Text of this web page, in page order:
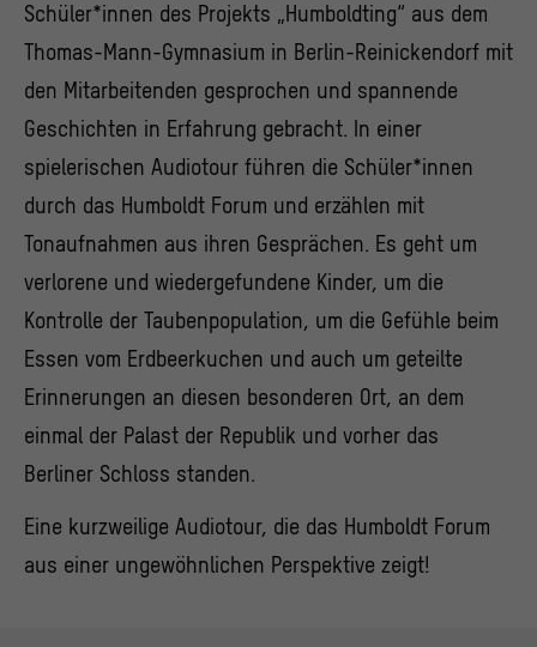
Schüler*innen des Projekts „Humboldting“ aus dem
Thomas-Mann-Gymnasium in Berlin-Reinickendorf mit
den Mitarbeitenden gesprochen und spannende
Geschichten in Erfahrung gebracht. In einer
spielerischen Audiotour führen die Schüler*innen
durch das Humboldt Forum und erzählen mit
Tonaufnahmen aus ihren Gesprächen. Es geht um
verlorene und wiedergefundene Kinder, um die
Kontrolle der Taubenpopulation, um die Gefühle beim
Essen vom Erdbeerkuchen und auch um geteilte
Erinnerungen an diesen besonderen Ort, an dem
einmal der Palast der Republik und vorher das
Berliner Schloss standen.
Eine kurzweilige Audiotour, die das Humboldt Forum
aus einer ungewöhnlichen Perspektive zeigt!